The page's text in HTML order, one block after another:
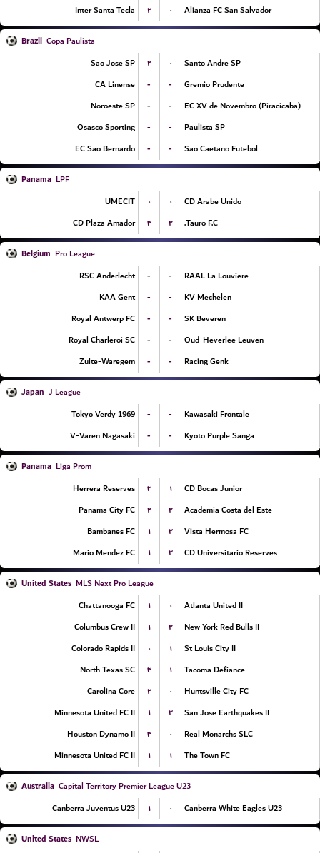
Inter Santa Tecla
۲ ۰ Alianza FC San Salvador
Brazil Copa Paulista
Sao Jose SP
۲ ۰
Santo Andre SP
CA Linense
- -
Gremio Prudente
Noroeste SP
- -
EC XV de Novembro (Piracicaba)
Osasco Sporting
- -
Paulista SP
EC Sao Bernardo
- - Sao Caetano Futebol
Panama LPF
UMECIT
۰ ۰
CD Arabe Unido
CD Plaza Amador
۳ ۲ Tauro F.C.
Belgium Pro League
RSC Anderlecht
- -
RAAL La Louviere
KAA Gent
- -
KV Mechelen
Royal Antwerp FC
- -
SK Beveren
Royal Charleroi SC
- -
Oud-Heverlee Leuven
Zulte-Waregem
- - Racing Genk
Japan J League
Tokyo Verdy 1969
- -
Kawasaki Frontale
V-Varen Nagasaki
- - Kyoto Purple Sanga
Panama Liga Prom
Herrera Reserves
۳ ۱
CD Bocas Junior
Panama City FC
۲ ۲
Academia Costa del Este
Bambanes FC
۱ ۲
Vista Hermosa FC
Mario Mendez FC
۱ ۲ CD Universitario Reserves
United States MLS Next Pro League
Chattanooga FC
۱ ۰
Atlanta United II
Columbus Crew II
۱ ۲
New York Red Bulls II
Colorado Rapids II
۰ ۱
St Louis City II
North Texas SC
۳ ۱
Tacoma Defiance
Carolina Core
۲ ۰
Huntsville City FC
Minnesota United FC II
۱ ۲
San Jose Earthquakes II
Houston Dynamo II
۳ ۰
Real Monarchs SLC
Minnesota United FC II
۱ ۱ The Town FC
Australia Capital Territory Premier League U23
Canberra Juventus U23
۱ ۰ Canberra White Eagles U23
United States NWSL